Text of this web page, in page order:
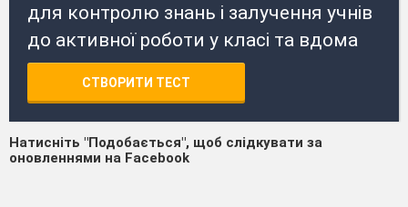
для контролю знань і залучення учнів
до активної роботи у класі та вдома
СТВОРИТИ ТЕСТ
Натисніть "Подобається", щоб слідкувати за
оновленнями на Facebook